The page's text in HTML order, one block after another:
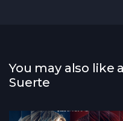
You may also like
Suerte